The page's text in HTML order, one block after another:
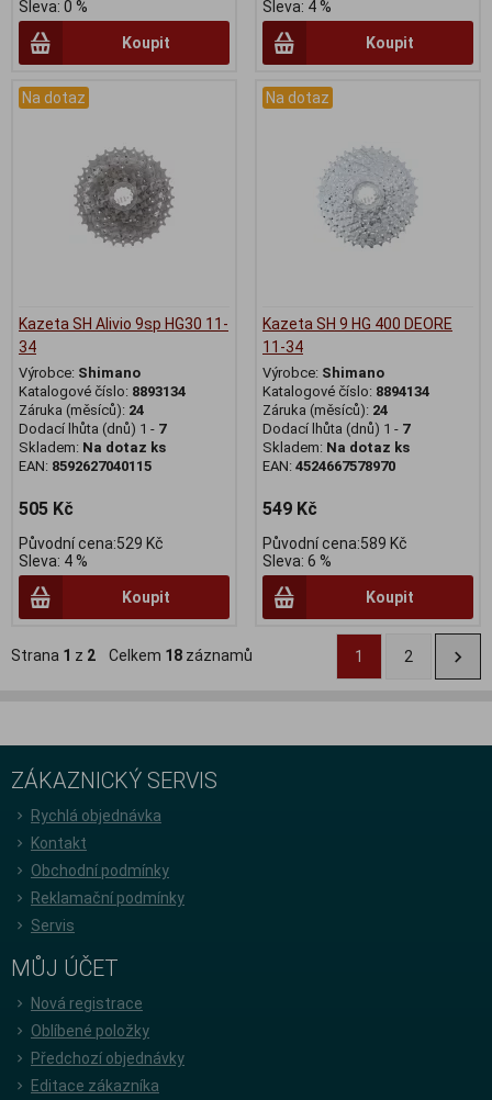
Sleva: 0 %
Koupit
Sleva: 4 %
Koupit
Na dotaz
Kazeta SH Alivio 9sp HG30 11-
34
Výrobce: Shimano
Katalogové číslo: 8893134
Záruka (měsíců): 24
Dodací lhůta (dnů) 1 - 7
Skladem: Na dotaz ks
EAN: 8592627040115
505 Kč
Původní cena:529 Kč
Sleva: 4 %
Koupit
Na dotaz
Kazeta SH 9 HG 400 DEORE
11-34
Výrobce: Shimano
Katalogové číslo: 8894134
Záruka (měsíců): 24
Dodací lhůta (dnů) 1 - 7
Skladem: Na dotaz ks
EAN: 4524667578970
549 Kč
Původní cena:589 Kč
Sleva: 6 %
Koupit
Strana 1 z 2 Celkem 18 záznamů 1 2
ZÁKAZNICKÝ SERVIS
Rychlá objednávka
Kontakt
Obchodní podmínky
Reklamační podmínky
Servis
MŮJ ÚČET
Nová registrace
Oblíbené položky
Předchozí objednávky
Editace zákazníka